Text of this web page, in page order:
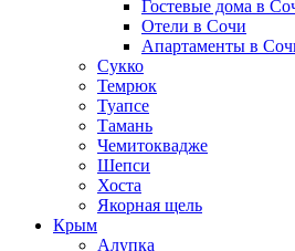
Гостевые дома в
Отели в Сочи
Апартаменты в
Сукко
Темрюк
Туапсе
Тамань
Чемитоквадже
Шепси
Хоста
Якорная щель
Крым
Алупка